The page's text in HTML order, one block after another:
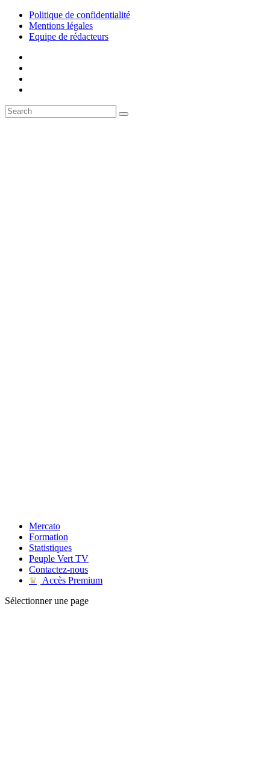
Politique de confidentialité
Mentions légales
Equipe de rédacteurs
Mercato
Formation
Statistiques
Peuple Vert TV
Contactez-nous
♛
Accès Premium
Sélectionner une page